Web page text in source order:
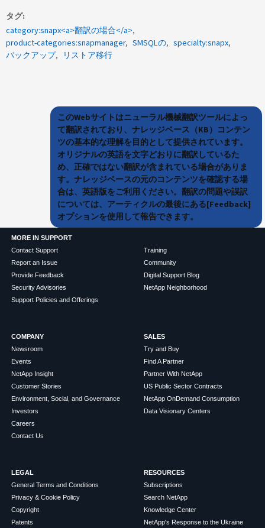
タグ
category:snapx<a>翻訳の場合</a>
product-categories:snapmanager
SMSQLの
specialty:snapx
バックアップ
リストア移行
このWebサイトはニューラル機械翻訳ツールによっ
て翻訳されており、ナレッジベース（KB）コンテン
ツの基本的な理解を目的として提供されています。
オリジナルの英語を文字どおりに翻訳しているた
め、正確ではない翻訳が含まれている場合がありま
す。ナレッジベースの元のコンテンツを確認する場
合は、英語版をご利用ください。翻訳の問題や誤訳
については、アーティクルの最後にある[Feedback]
オプションを使用して報告できます。
MORE IN SUPPORT
Contact Support
Report an Issue
Provide Feedback
Security Advisories
Support Policies and Offerings
Training
Community
Digital Support Blog
NetApp Neighborhood
COMPANY
Newsroom
Events
NetApp Insight
Customer Stories
Environment, Social, and Governance
Investors
Careers
Contact Us
SALES
Try and Buy
Find A Partner
Partner With NetApp
US Public Sector Contracts
NetApp OnDemand Consumption
Data Visionary Centers
LEGAL
General Terms and Conditions
Privacy & Cookie Policy
Copyright
Patents
RESOURCES
Subscriptions
Search NetApp
Knowledge Center
NetApp's Response to the Ukraine